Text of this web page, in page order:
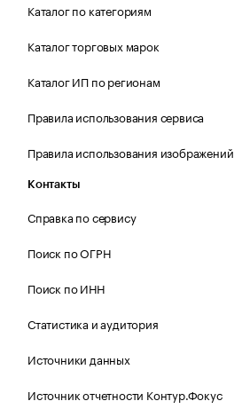
Каталог по категориям
Каталог торговых марок
Каталог ИП по регионам
Правила использования сервиса
Правила использования изображений
Контакты
Справка по сервису
Поиск по ОГРН
Поиск по ИНН
Статистика и аудитория
Источники данных
Источник отчетности Контур.Фокус